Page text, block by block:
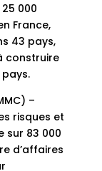
000
France,
43 pays,
construire
–
risques et
sur 83 000
d’affaires